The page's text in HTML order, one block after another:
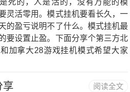
马，火车断了容易回马，单双跳断
容易回马，所以我们去选择单开
继续看到历史171019121
我们看到021811这里
死的，人是活的，没有万能的模
灵活零用。模式挂机要看长久，一
的盈亏说明不了什么。模式挂机最
要设置止盈。下面分享个第三方北
加拿大28游戏挂机模式希望大家
50个金币，半投注50个金币，合
阅读全文
享